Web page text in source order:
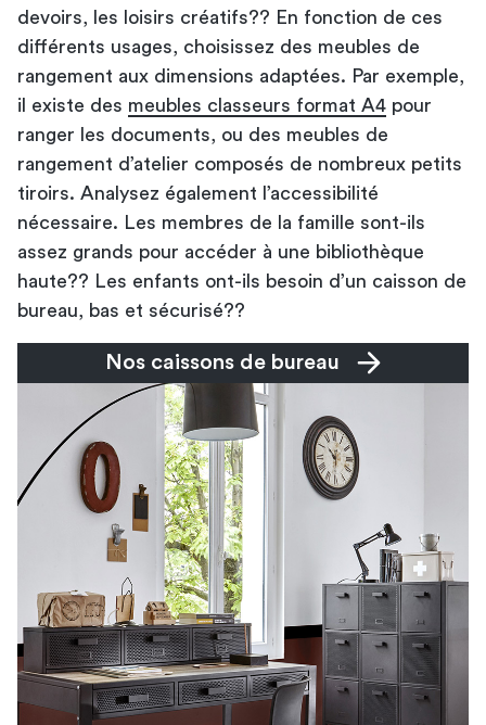
devoirs, les loisirs créatifs?? En fonction de ces
différents usages, choisissez des meubles de
rangement aux dimensions adaptées. Par exemple,
il existe des meubles classeurs format A4 pour
ranger les documents, ou des meubles de
rangement d’atelier composés de nombreux petits
tiroirs. Analysez également l’accessibilité
nécessaire. Les membres de la famille sont-ils
assez grands pour accéder à une bibliothèque
haute?? Les enfants ont-ils besoin d’un caisson de
bureau, bas et sécurisé??
Nos caissons de bureau